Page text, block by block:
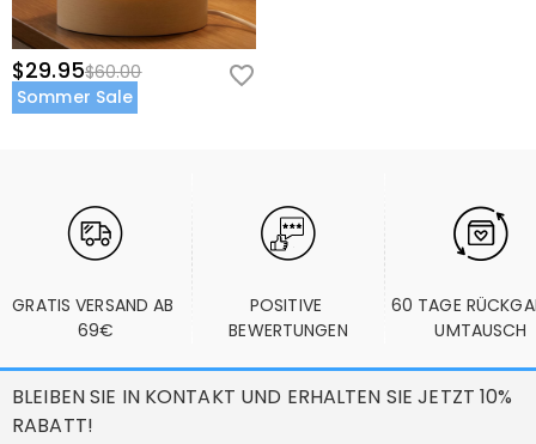
$29.95$60.00
Sommer Sale
GRATIS VERSAND AB
69€
POSITIVE
BEWERTUNGEN
60 TAGE
UMTAUSCH
BLEIBEN SIE IN KONTAKT UND ERHALTEN SIE JETZT 10%
RABATT!